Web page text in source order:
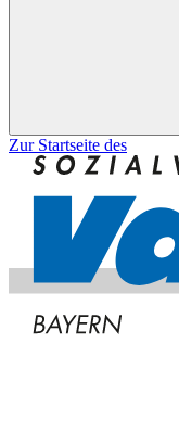
Zur Startseite des